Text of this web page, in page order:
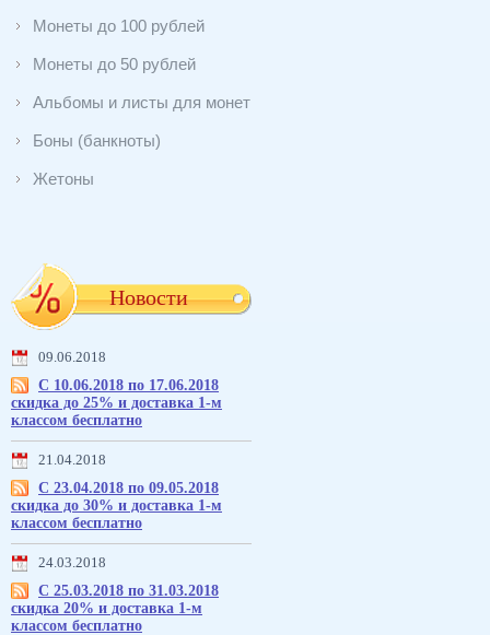
Монеты до 100 рублей
Монеты до 50 рублей
Альбомы и листы для монет
Боны (банкноты)
Жетоны
Новости
09.06.2018
С 10.06.2018 по 17.06.2018
скидка до 25% и доставка 1-м
классом бесплатно
21.04.2018
С 23.04.2018 по 09.05.2018
скидка до 30% и доставка 1-м
классом бесплатно
24.03.2018
С 25.03.2018 по 31.03.2018
скидка 20% и доставка 1-м
классом бесплатно